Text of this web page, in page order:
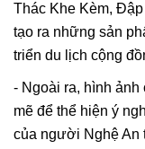
Thác Khe Kèm,
tạo ra những sản
triển du lịch cộng
- Ngoài ra, hình
mẽ để thể hiện ý
của người Nghệ An